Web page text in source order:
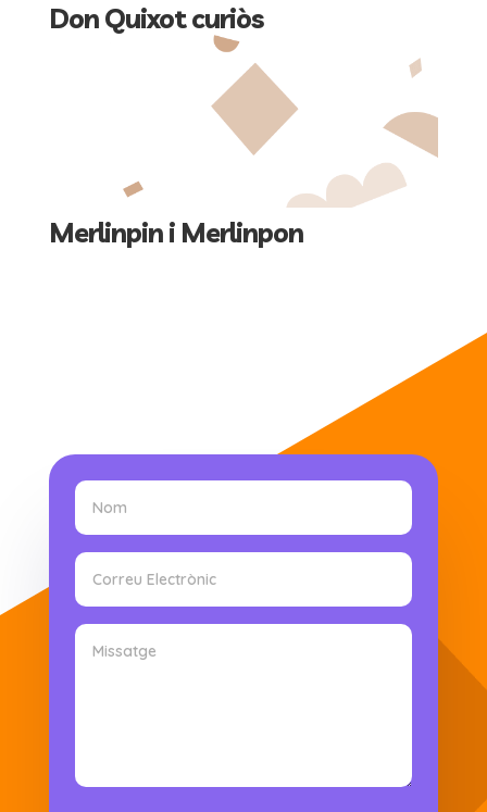
Don Quixot curiòs
Merlinpin i Merlinpon